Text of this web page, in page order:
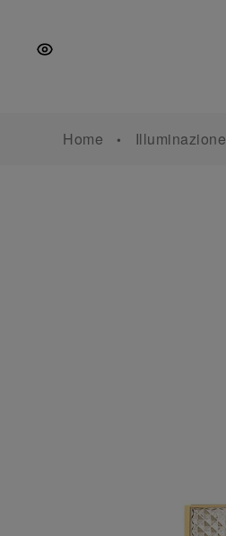
navigazione
contenuto
Home Illuminazione